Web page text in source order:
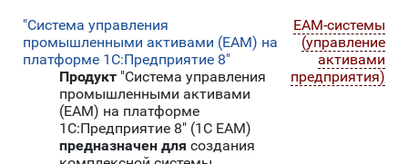
"Система управления
промышленными активами (EAM) на
платформе 1С:Предприятие 8"
Продукт "Система управления
промышленными активами
(EAM) на платформе
1С:Предприятие 8" (1С EAM)
предназначен для создания
EAM-системы
(управление
активами
предприятия)